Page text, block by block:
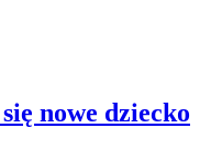
nowe dziecko